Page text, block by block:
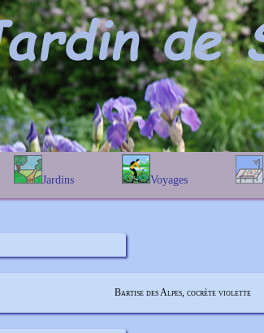
Jardins
alphabétique
Voyages
En Belgique
Au Royaume-Uni
Bartise des Alpes, cocrète violette